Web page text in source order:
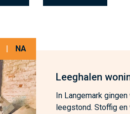
| NA
Leeghalen
In Langemark
leegstond. Stoffig